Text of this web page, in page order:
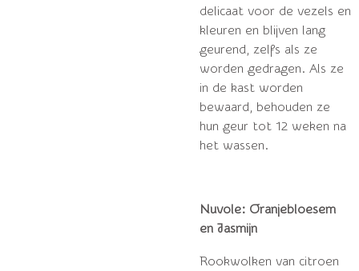
delicaat voor de vezels en
kleuren en blijven lang
geurend, zelfs als ze
worden gedragen. Als ze
in de kast worden
bewaard, behouden ze
hun geur tot 12 weken na
het wassen.
Nuvole: Oranjebloesem
en Jasmijn
Rookwolken van citroen